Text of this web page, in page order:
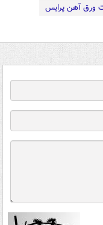
ورق آهن پرایس